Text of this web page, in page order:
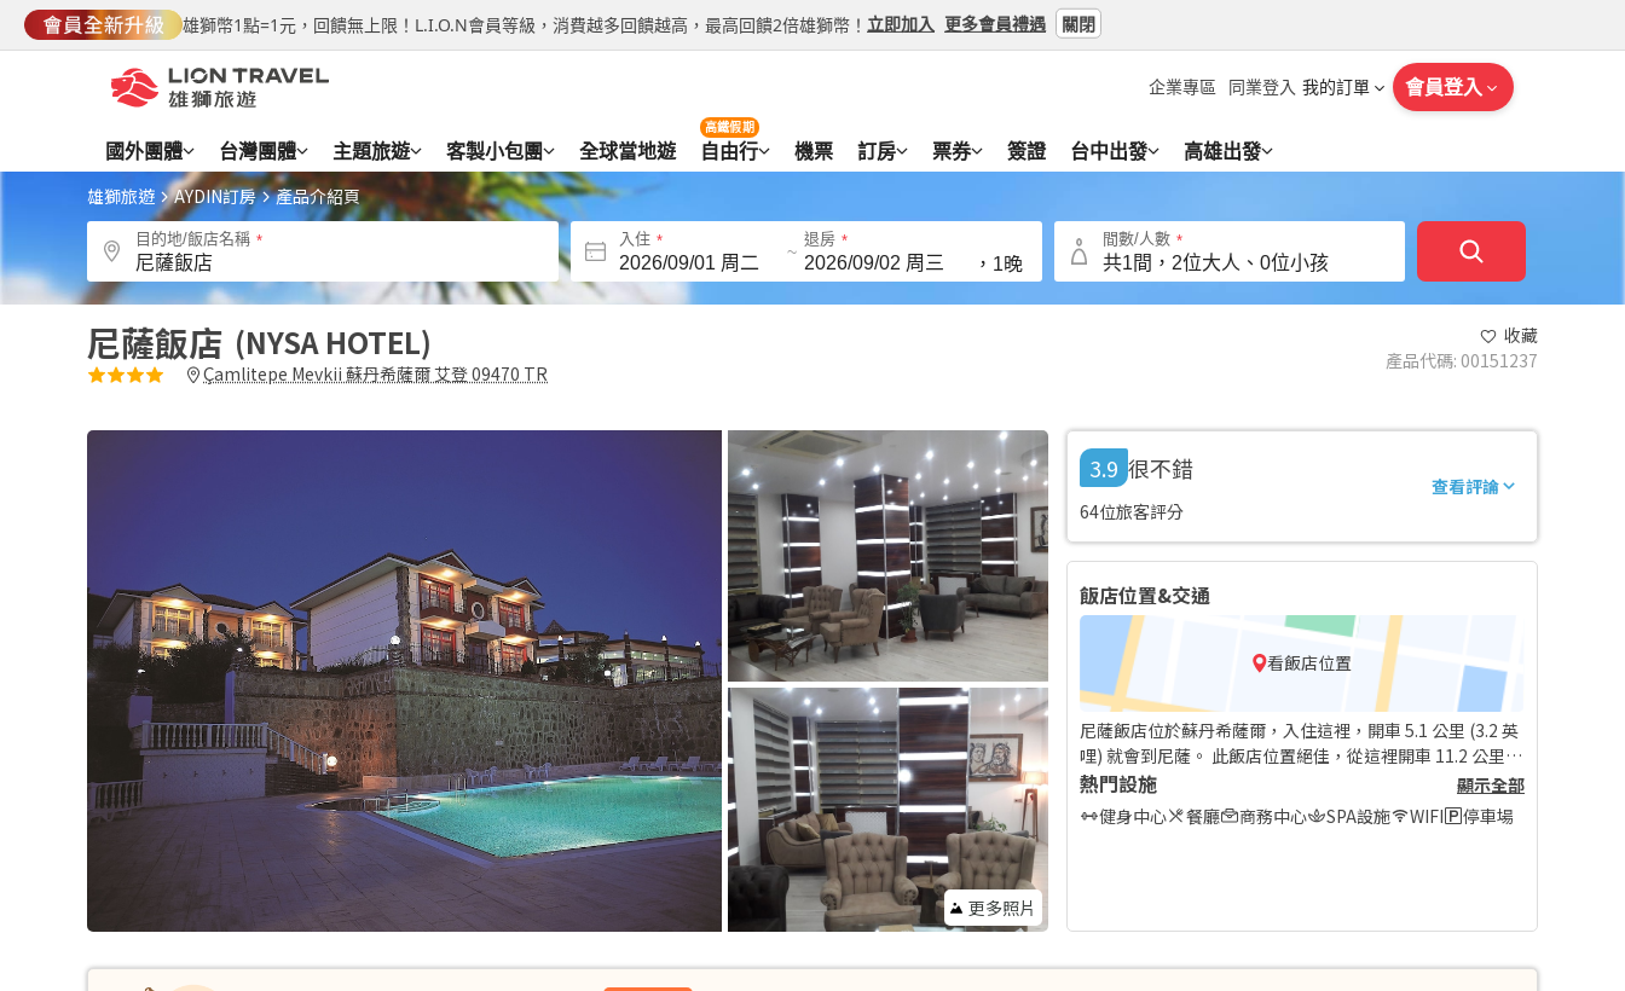
雄獅幣1點=1元，回饋無上限！L.I.O.N會員等級，消費越多回饋越高，最高回饋2倍雄獅幣！ 立即加入 更多會員禮遇 關閉
企業專區 同業登入 我的訂單 會員登入
國外團體 台灣團體 主題旅遊 客製小包團 全球當地遊 自由行
高鐵假期
機票 訂房 票券 簽證 台中出發 高雄出發
雄獅旅遊 AYDIN訂房 產品介紹頁
目的地/飯店名稱 入住
~
退房
， 1晚
間數/人數
尼薩飯店 NYSA HOTEL
Çamlitepe Mevkii 蘇丹希薩爾 艾登 09470 TR
收藏
產品代碼: 00151237
更多照片
3.9 很不錯
64位旅客評分
查看評論
飯店位置&交通
看飯店位置
尼薩飯店位於蘇丹希薩爾，入住這裡，開車 5.1 公里 (3.2 英
哩) 就會到尼薩。 此飯店位置絕佳，從這裡開車 11.2 公里 (7
英哩) 可以抵達Yoruk Ali Efe 博物館，開車 17.2 公里 (10.7
英哩) 則會到納濟利民族博物館。
熱門設施
顯示全部
健身中心
餐廳 商務中心 SPA設施 WIFI 停車場